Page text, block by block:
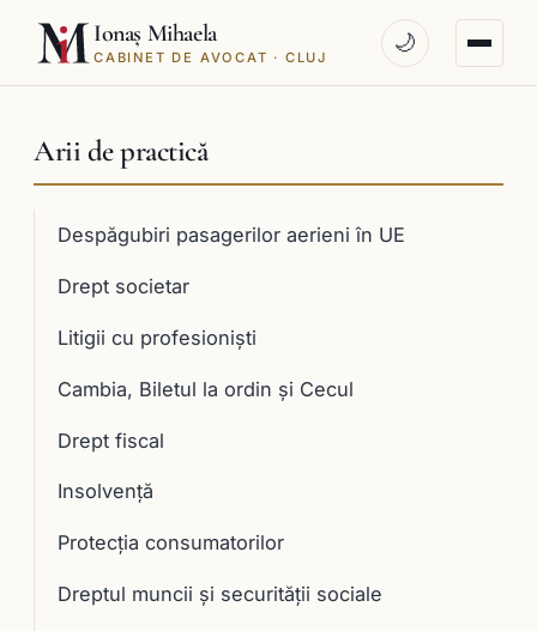
Ionaș Mihaela
CABINET DE AVOCAT · CLUJ
🌙
Arii de practică
Despăgubiri pasagerilor aerieni în UE
Drept societar
Litigii cu profesioniști
Cambia, Biletul la ordin și Cecul
Drept fiscal
Insolvență
Protecția consumatorilor
Dreptul muncii și securității sociale